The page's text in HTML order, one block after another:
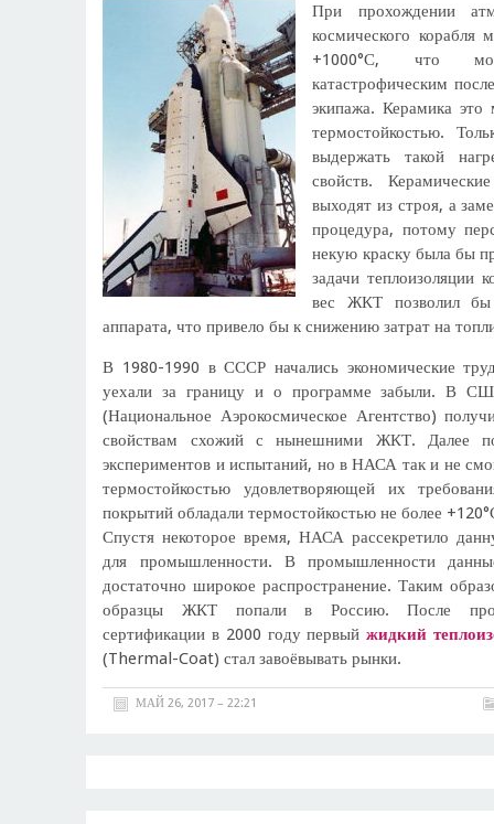
При прохождении
космического корабля
+1000°С, что
катастрофическим
экипажа. Керамика это
термостойкостью.
выдержать такой
свойств.
выходят из строя, а
процедура, потому
некую краску была бы
задачи теплоизоляции
вес ЖКТ позволил бы
аппарата, что привело бы к снижению затрат на
В 1980-1990 в СССР начались экономические
уехали за границу и о программе забыли. В
(Национальное Аэрокосмическое Агентство)
свойствам схожий с нынешними ЖКТ. Далее
экспериментов и испытаний, но в НАСА так и не
термостойкостью удовлетворяющей их
покрытий обладали термостойкостью не более
Спустя некоторое время, НАСА рассекретило
для промышленности. В промышленности
достаточно широкое распространение. Таким
образцы ЖКТ попали в Россию. После
сертификации в 2000 году первый жидкий
(Thermal-Coat) стал завоёвывать рынки.
МАЙ 26, 2017 – 22:21